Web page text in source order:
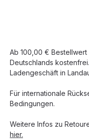
Ab 100,00 €
Deutschlands
Ladengeschäft in
Für internationale
Bedingungen.
Weitere Infos zu
hier.